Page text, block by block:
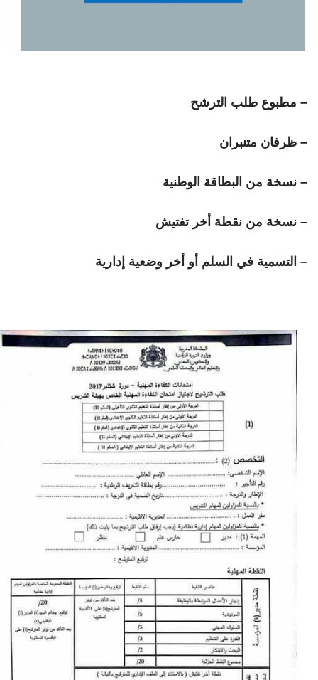
– مطبوع طلب الترشح
– ظرفان متنبران
– نسخة من البطاقة الوطنية
– نسخة من نقطة أخر تفتيش
– التسمية في السلم أو أخر وضعية إدارية